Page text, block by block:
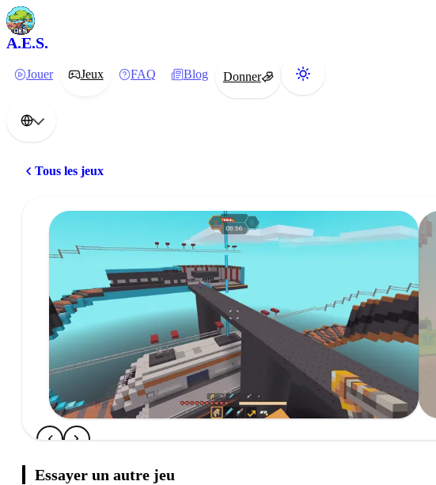
A.E.S.
Jouer Jeux FAQ Blog Donner
Tous les jeux
Essayer un autre jeu